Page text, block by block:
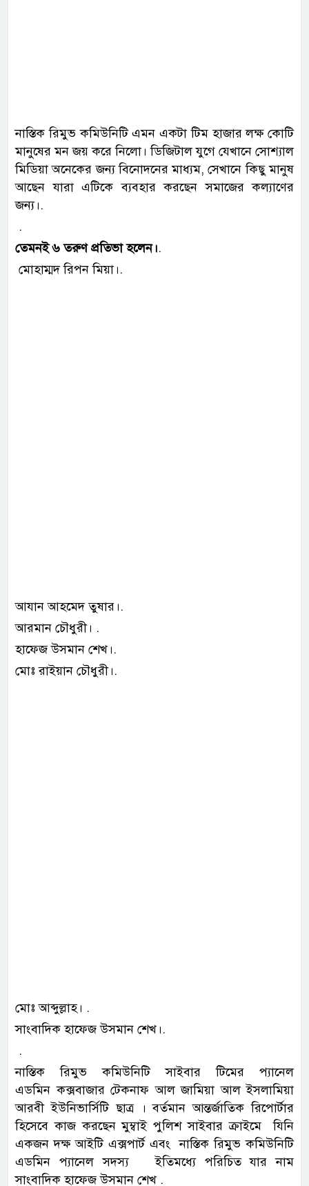
নাস্তিক রিমুভ কমিউনিটি এমন একটা টিম হাজার লক্ষ কোটি
মানুষের মন জয় করে নিলো। ডিজিটাল যুগে যেখানে সোশ্যাল
মিডিয়া অনেকের জন্য বিনোদনের মাধ্যম, সেখানে কিছু মানুষ
আছেন যারা এটিকে ব্যবহার করছেন সমাজের কল্যাণের
জন্য।.
.
তেমনই ৬ তরুণ প্রতিভা হলেন।.
মোহাম্মদ রিপন মিয়া।.
আযান আহমেদ তুষার।.
আরমান চৌধুরী। .
হাফেজ উসমান শেখ।.
মোঃ রাইয়ান চৌধুরী।.
মোঃ আব্দুল্লাহ। .
সাংবাদিক হাফেজ উসমান শেখ।.
.
নাস্তিক রিমুভ কমিউনিটি সাইবার টিমের প্যানেল
এডমিন কক্সবাজার টেকনাফ আল জামিয়া আল ইসলামিয়া
আরবী ইউনিভার্সিটি ছাত্র । বর্তমান আন্তর্জাতিক রিপোর্টার
হিসেবে কাজ করছেন মুম্বাই পুলিশ সাইবার ক্রাইমে যিনি
একজন দক্ষ আইটি এক্সপার্ট এবং নাস্তিক রিমুভ কমিউনিটি
এডমিন প্যানেল সদস্য ইতিমধ্যে পরিচিত যার নাম
সাংবাদিক হাফেজ উসমান শেখ .